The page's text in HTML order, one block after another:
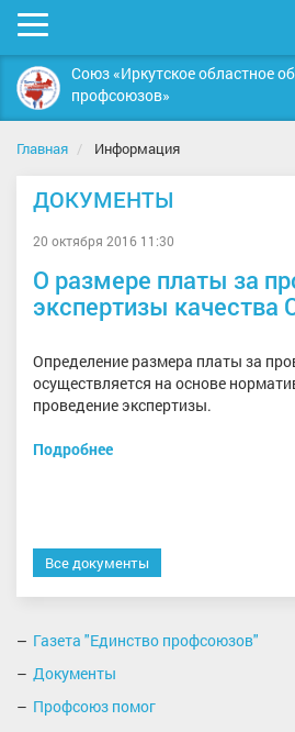
Мобильное
меню
Союз «Иркутское областное
профсоюзов»
Главная Информация
ДОКУМЕНТЫ
20 октября 2016 11:30
О размере платы за
экспертизы качества
Определение размера платы за
осуществляется на основе
проведение экспертизы.
Подробнее
Все документы
Газета "Единство профсоюзов"
Документы
Профсоюз помог